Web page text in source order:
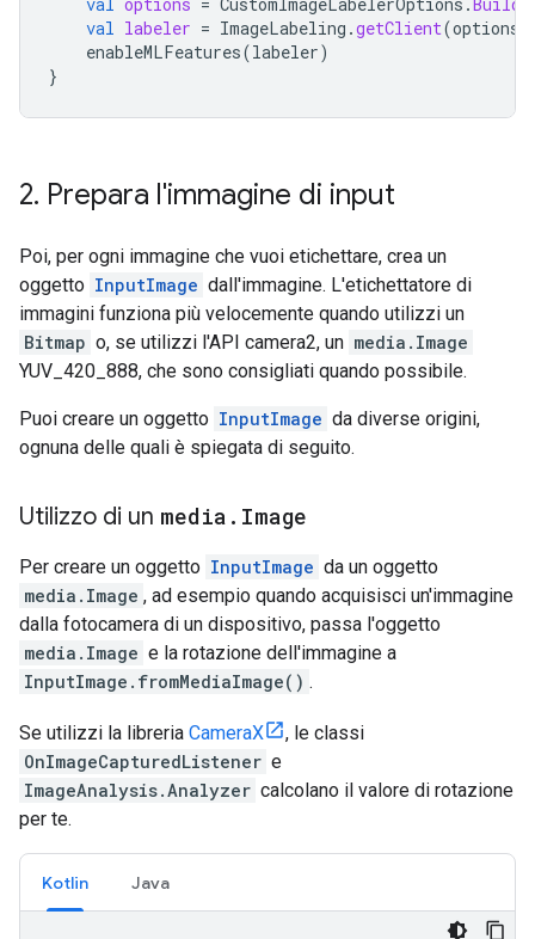
val labeler = ImageLabeling .getClient(options
enableMLFeatures(labeler)
}
2. Prepara l'immagine di input
Poi, per ogni immagine che vuoi etichettare, crea un
oggetto InputImage dall'immagine. L'etichettatore di
immagini funziona più velocemente quando utilizzi un
Bitmap o, se utilizzi l'API camera2, un media.Image
YUV_420_888, che sono consigliati quando possibile.
Puoi creare un oggetto InputImage da diverse origini,
ognuna delle quali è spiegata di seguito.
Utilizzo di un media . Image
Per creare un oggetto InputImage da un oggetto
media.Image , ad esempio quando acquisisci un'immagine
dalla fotocamera di un dispositivo, passa l'oggetto
media.Image e la rotazione dell'immagine a
InputImage.fromMediaImage() .
Se utilizzi la libreria CameraX
, le classi
OnImageCapturedListener e
ImageAnalysis.Analyzer calcolano il valore di rotazione
per te.
Kotlin Java